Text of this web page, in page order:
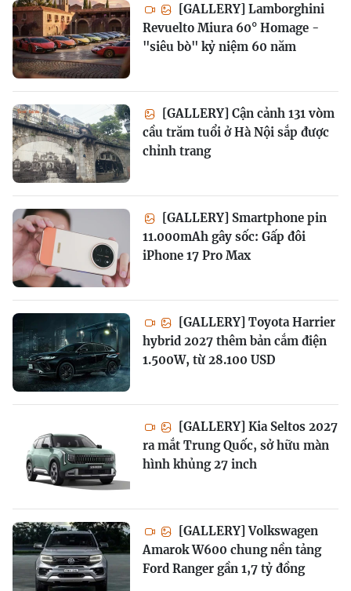
[GALLERY] Lamborghini
Revuelto Miura 60° Homage -
"siêu bò" kỷ niệm 60 năm
[GALLERY] Cận cảnh 131 vòm
cầu trăm tuổi ở Hà Nội sắp được
chỉnh trang
[GALLERY] Smartphone pin
11.000mAh gây sốc: Gấp đôi
iPhone 17 Pro Max
[GALLERY] Toyota Harrier
hybrid 2027 thêm bản cắm điện
1.500W, từ 28.100 USD
[GALLERY] Kia Seltos 2027
ra mắt Trung Quốc, sở hữu màn
hình khủng 27 inch
[GALLERY] Volkswagen
Amarok W600 chung nền tảng
Ford Ranger gần 1,7 tỷ đồng